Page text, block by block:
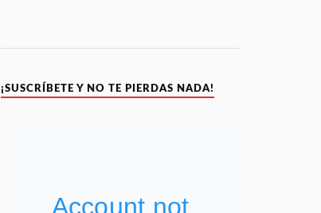
¡SUSCRÍBETE Y NO TE PIERDAS NADA!